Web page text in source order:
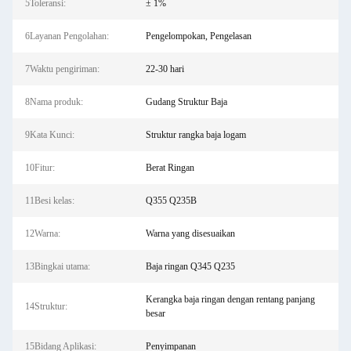
5Toleransi: ± 1%
6Layanan Pengolahan: Pengelompokan, Pengelasan
7Waktu pengiriman: 22-30 hari
8Nama produk: Gudang Struktur Baja
9Kata Kunci: Struktur rangka baja logam
10Fitur: Berat Ringan
11Besi kelas: Q355 Q235B
12Warna: Warna yang disesuaikan
13Bingkai utama: Baja ringan Q345 Q235
14Struktur:
Kerangka baja ringan dengan rentang panjang
besar
15Bidang Aplikasi: Penyimpanan